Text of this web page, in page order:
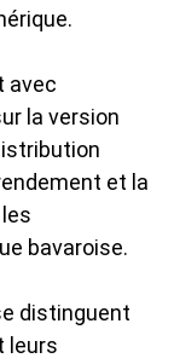
avec
la version
et la
bavaroise.
distinguent
leurs